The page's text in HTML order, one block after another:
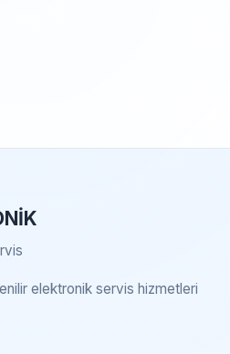
elektronik servis hizmetleri